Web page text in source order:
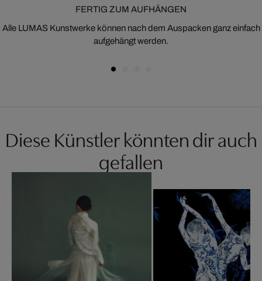
FERTIG ZUM AUFHÄNGEN
Alle LUMAS Kunstwerke können nach dem Auspacken ganz einfach
aufgehängt werden.
Diese Künstler könnten dir auch
gefallen